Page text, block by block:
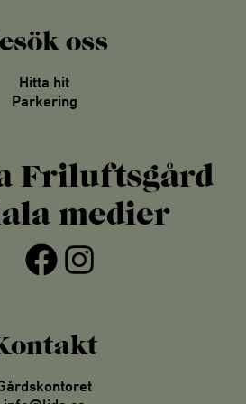
oss
Hitta hit
Parkering
Friluftsgård
medier
Facebook Instagram